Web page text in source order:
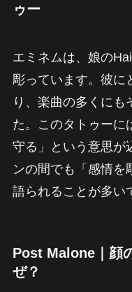
ゥー
エミネムは、娘の
彫っています。彼に
り、楽曲の多くにも
た。このタトゥーに
守る」という意思が
ンの間でも「感情を
語られることが多い
Post Malone｜顔
ぜ？